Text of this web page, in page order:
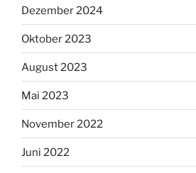
Dezember 2024
Oktober 2023
August 2023
Mai 2023
November 2022
Juni 2022